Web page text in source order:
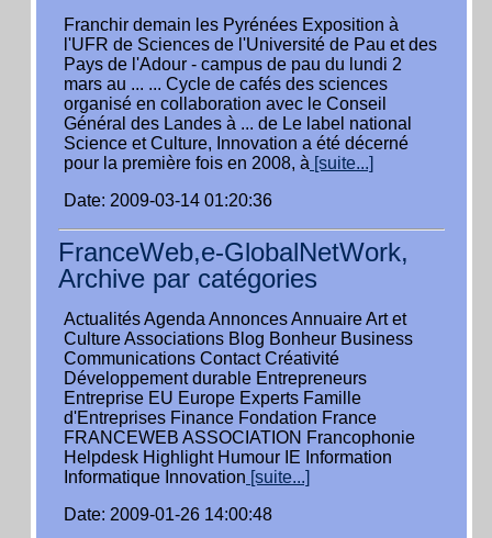
Franchir demain les Pyrénées Exposition à
l'UFR de Sciences de l'Université de Pau et des
Pays de l'Adour - campus de pau du lundi 2
mars au ... ... Cycle de cafés des sciences
organisé en collaboration avec le Conseil
Général des Landes à ... de Le label national
Science et Culture, Innovation a été décerné
pour la première fois en 2008, à [suite...]
Date: 2009-03-14 01:20:36
FranceWeb,e-GlobalNetWork,
Archive par catégories
Actualités Agenda Annonces Annuaire Art et
Culture Associations Blog Bonheur Business
Communications Contact Créativité
Développement durable Entrepreneurs
Entreprise EU Europe Experts Famille
d'Entreprises Finance Fondation France
FRANCEWEB ASSOCIATION Francophonie
Helpdesk Highlight Humour IE Information
Informatique Innovation [suite...]
Date: 2009-01-26 14:00:48